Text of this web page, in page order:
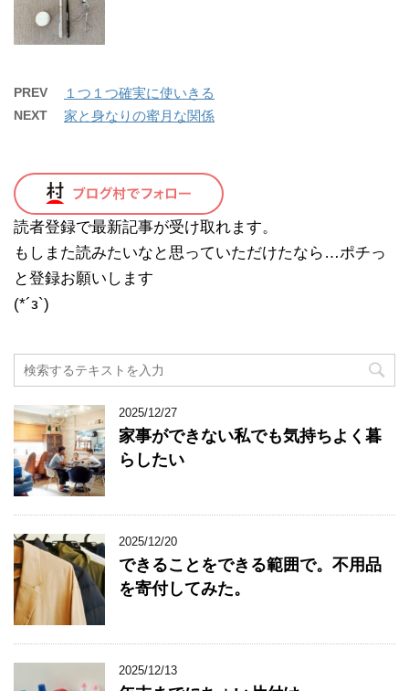
PREV １つ１つ確実に使いきる
NEXT 家と身なりの蜜月な関係
読者登録で最新記事が受け取れます。
もしまた読みたいなと思っていただけたなら…ポチっ
と登録お願いします
(*´з`)
2025/12/27
家事ができない私でも気持ちよく暮
らしたい
2025/12/20
できることをできる範囲で。不用品
を寄付してみた。
2025/12/13